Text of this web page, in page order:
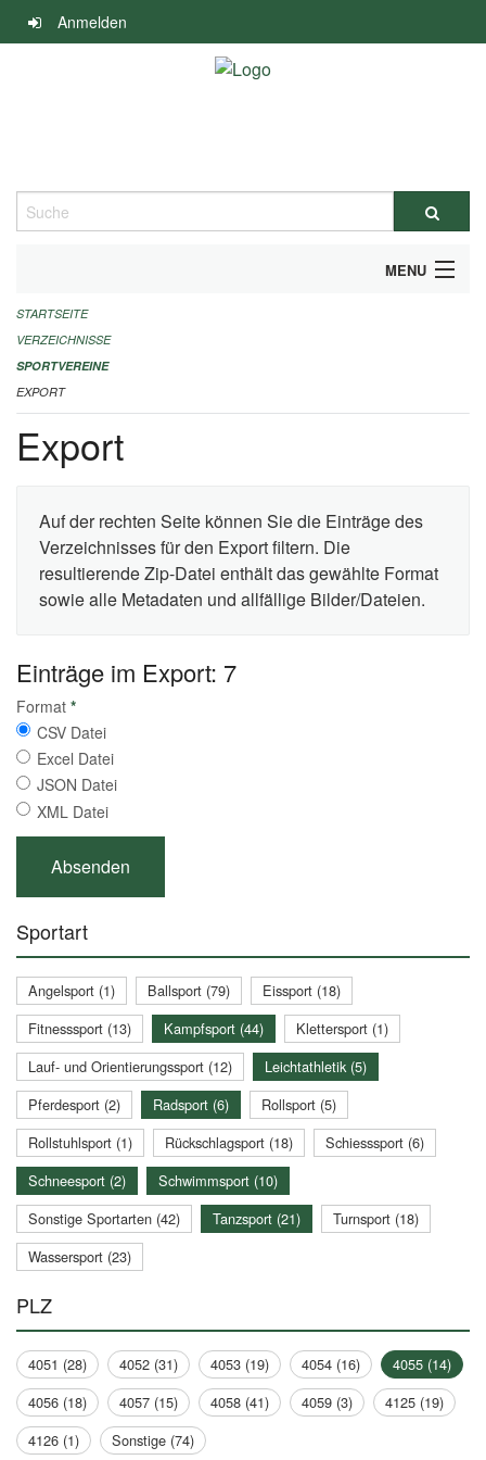
Navigation
überspringen
Anmelden
Suche
MENU
ALLGEMEINE INFORMATIONEN
FINANZIELLE UNTERSTÜTZUNG BENÖTIGT?
KONTAKT
STARTSEITE
VERZEICHNISSE
SPORTVEREINE
EXPORT
Export
Auf der rechten Seite können Sie die Einträge des
Verzeichnisses für den Export filtern. Die
resultierende Zip-Datei enthält das gewählte Format
sowie alle Metadaten und allfällige Bilder/Dateien.
Einträge im Export: 7
Format *
CSV Datei
Excel Datei
JSON Datei
XML Datei
Sportart
Angelsport (1) Ballsport (79)
Eissport (18)
Fitnesssport (13)
Kampfsport (44)
Klettersport (1)
Lauf- und Orientierungssport (12)
Leichtathletik (5)
Pferdesport (2)
Radsport (6)
Rollsport (5)
Rollstuhlsport (1)
Rückschlagsport (18)
Schiesssport (6)
Schneesport (2)
Schwimmsport (10)
Sonstige Sportarten (42)
Tanzsport (21)
Turnsport (18)
Wassersport (23)
PLZ
4051 (28) 4052 (31) 4053 (19) 4054 (16)
4055 (14)
4056 (18)
4057 (15) 4058 (41) 4059 (3)
4125 (19)
4126 (1)
Sonstige (74)